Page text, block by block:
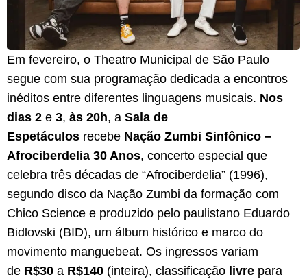
Em fevereiro, o Theatro Municipal de São Paulo
segue com sua programação dedicada a encontros
inéditos entre diferentes linguagens musicais. Nos
dias 2 e 3, às 20h, a Sala de
Espetáculos recebe Nação Zumbi Sinfônico –
Afrociberdelia 30 Anos, concerto especial que
celebra três décadas de “Afrociberdelia” (1996),
segundo disco da Nação Zumbi da formação com
Chico Science e produzido pelo paulistano Eduardo
Bidlovski (BID), um álbum histórico e marco do
movimento manguebeat. Os ingressos variam
de R$30 a R$140 (inteira), classificação livre para